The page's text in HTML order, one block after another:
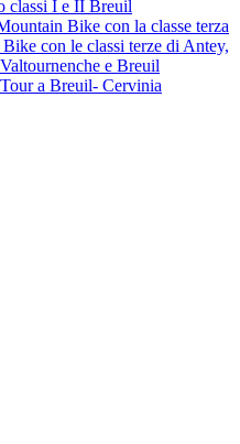
classi I e II Breuil
Bike con la classe terza
con le classi terze di Antey,
e Breuil
a Breuil- Cervinia